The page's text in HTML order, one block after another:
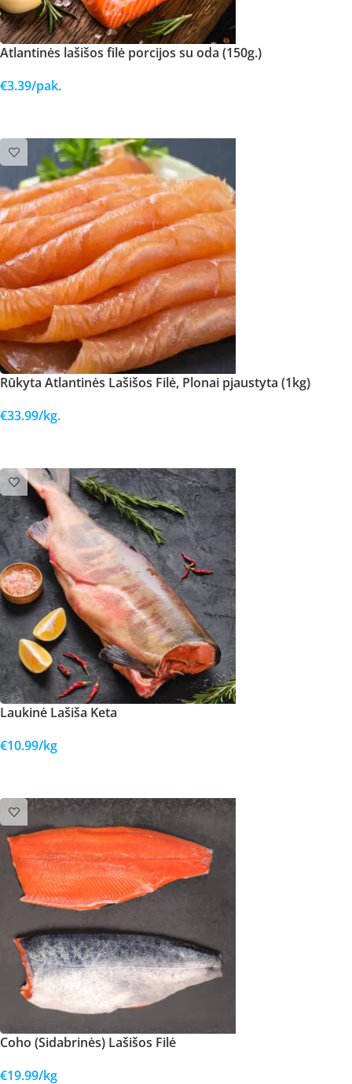
Atlantinės lašišos filė porcijos su oda (150g.)
€3.39/pak.
Rūkyta Atlantinės Lašišos Filė, Plonai pjaustyta (1kg)
€33.99/kg.
Laukinė Lašiša Keta
€10.99/kg
Coho (Sidabrinės) Lašišos Filė
€19.99/kg